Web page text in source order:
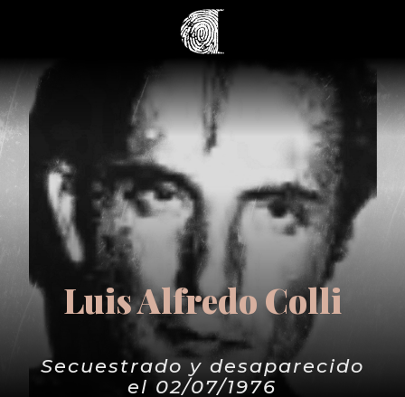
Luis Alfredo Colli
Secuestrado y desaparecido
el 02/07/1976